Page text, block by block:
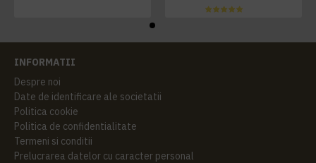
INFORMATII
Despre noi
Date de identificare ale societatii
Politica cookie
Politica de confidentialitate
Termeni si conditii
Prelucrarea datelor cu caracter personal